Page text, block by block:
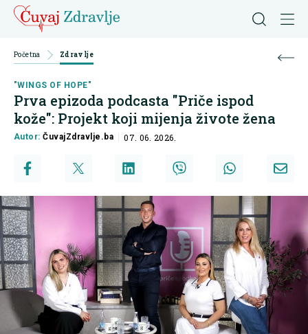
Početna Zdravlje
"WINGS OF HOPE"
Prva epizoda podcasta "Priče ispod
kože": Projekt koji mijenja živote žena
Autor:ČuvajZdravlje.ba 07. 06. 2026.